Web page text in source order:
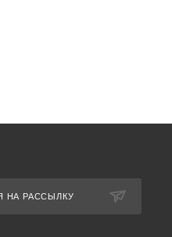
НА РАССЫЛКУ